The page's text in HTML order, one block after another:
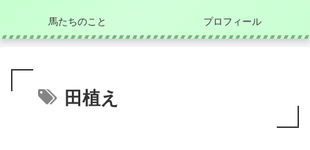
馬たちのこと プロフィール
田植え